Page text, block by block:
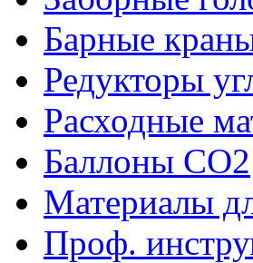
Барные
Редукторы
Расходные
Баллоны CO2
Материалы
Проф.